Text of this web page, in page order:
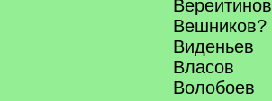
Вереитинов
Вешников?
Виденьев
Власов
Волобоев